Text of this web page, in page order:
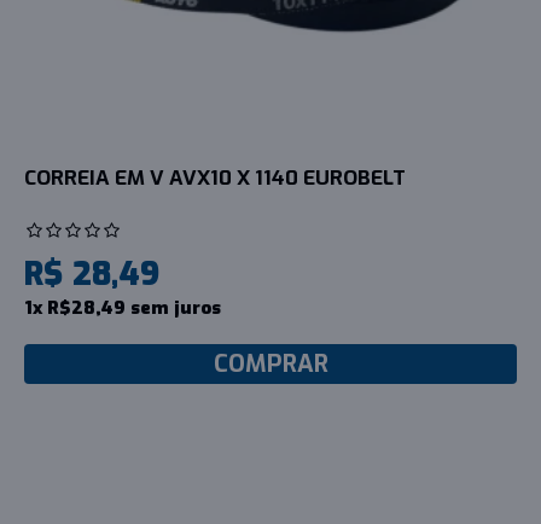
CORREIA EM V AVX10 X 1140 EUROBELT
R$ 28,49
1x R$28,49 sem juros
COMPRAR